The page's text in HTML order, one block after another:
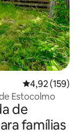
4,92 de uma
4,92 (159)
Estocolmo
de
famílias